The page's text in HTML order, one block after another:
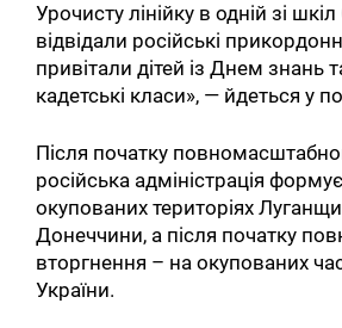
Урочисту лінійку в одній зі
відвідали російські
привітали дітей із Днем знань
кадетські класи», — йдеться у
Після початку
російська адміністрація
окупованих територіях
Донеччини, а після початку
вторгнення – на окупованих
України.